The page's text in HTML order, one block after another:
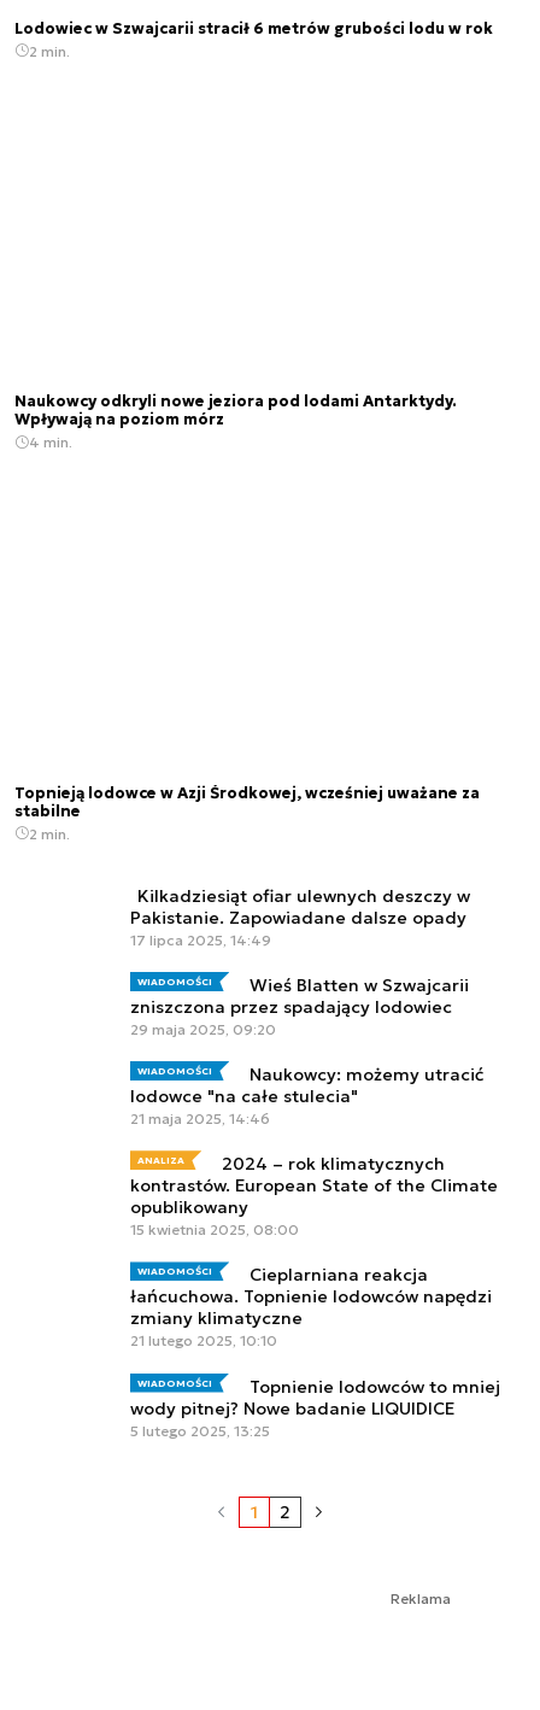
Lodowiec w Szwajcarii stracił 6 metrów grubości lodu w rok
2 min.
Naukowcy odkryli nowe jeziora pod lodami Antarktydy.
Wpływają na poziom mórz
4 min.
Topnieją lodowce w Azji Środkowej, wcześniej uważane za
stabilne
2 min.
Kilkadziesiąt ofiar ulewnych deszczy w
Pakistanie. Zapowiadane dalsze opady
17 lipca 2025, 14:49
WIADOMOŚCI
Wieś Blatten w Szwajcarii
zniszczona przez spadający lodowiec
29 maja 2025, 09:20
WIADOMOŚCI
Naukowcy: możemy utracić
lodowce "na całe stulecia"
21 maja 2025, 14:46
ANALIZA
2024 – rok klimatycznych
kontrastów. European State of the Climate
opublikowany
15 kwietnia 2025, 08:00
WIADOMOŚCI
Cieplarniana reakcja
łańcuchowa. Topnienie lodowców napędzi
zmiany klimatyczne
21 lutego 2025, 10:10
WIADOMOŚCI
Topnienie lodowców to mniej
wody pitnej? Nowe badanie LIQUIDICE
5 lutego 2025, 13:25
1 2
Reklama